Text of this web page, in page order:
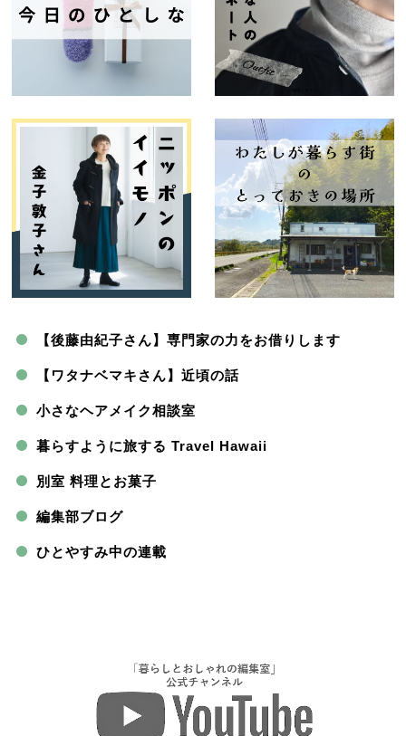
【後藤由紀子さん】専門家の力をお借りします
【ワタナベマキさん】近頃の話
小さなヘアメイク相談室
暮らすように旅する Travel Hawaii
別室 料理とお菓子
編集部ブログ
ひとやすみ中の連載